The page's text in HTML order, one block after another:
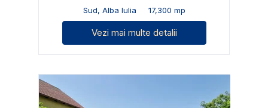
Sud, Alba Iulia
17,300 mp
Vezi mai multe detalii